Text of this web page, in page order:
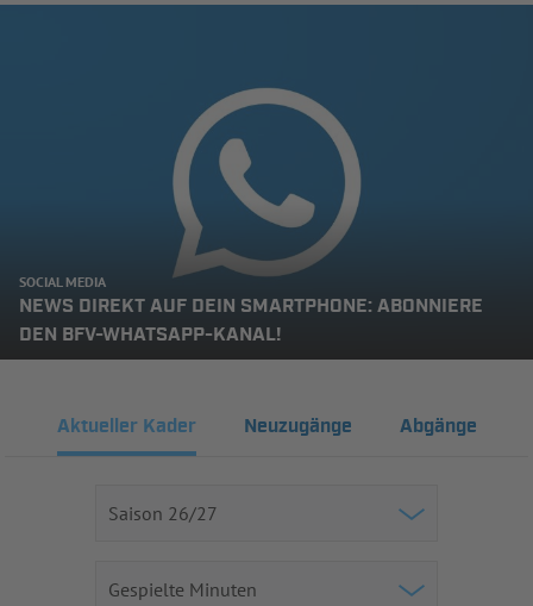
SOCIAL MEDIA
NEWS DIREKT AUF DEIN SMARTPHONE: ABONNIERE
DEN BFV-WHATSAPP-KANAL!
Aktueller Kader Neuzugänge Abgänge